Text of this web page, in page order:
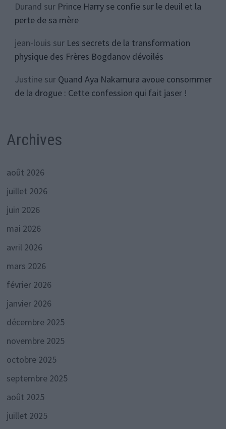
Durand sur Prince Harry se confie sur le deuil et la
perte de sa mère
jean-louis sur Les secrets de la transformation
physique des Frères Bogdanov dévoilés
Justinesur Quand Aya Nakamura avoue consommer
de la drogue : Cette confession qui fait jaser !
Archives
août 2026
juillet 2026
juin 2026
mai 2026
avril 2026
mars 2026
février 2026
janvier 2026
décembre 2025
novembre 2025
octobre 2025
septembre 2025
août 2025
juillet 2025